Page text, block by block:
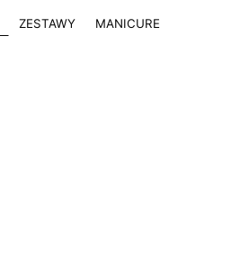
ZESTAWY MANICURE